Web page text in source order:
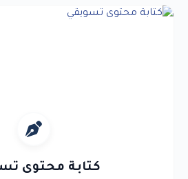
كتابة محتوى